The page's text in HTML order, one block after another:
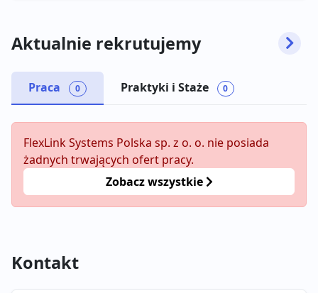
Aktualnie rekrutujemy
Praca 0 Praktyki i Staże 0
FlexLink Systems Polska sp. z o. o. nie posiada
żadnych trwających ofert pracy.
Zobacz wszystkie
Kontakt